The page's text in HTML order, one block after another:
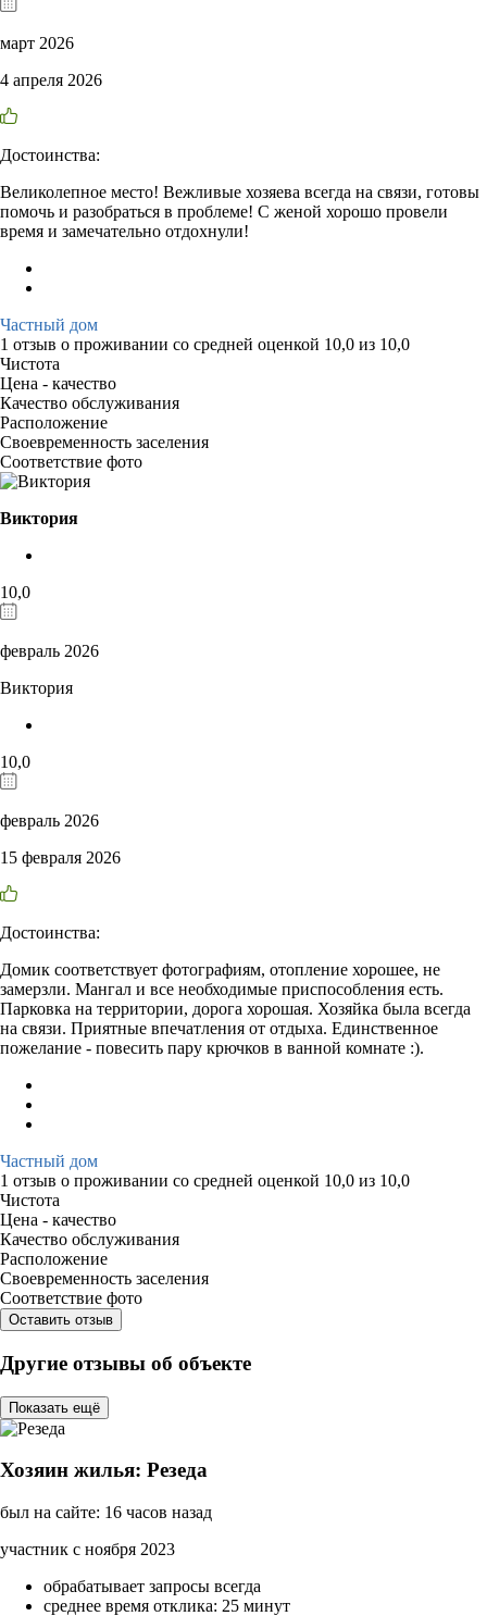
март 2026
4 апреля 2026
Достоинства:
Великолепное место! Вежливые хозяева всегда на связи, готовы
помочь и разобраться в проблеме! С женой хорошо провели
время и замечательно отдохнули!
Частный дом
1 отзыв о проживании со средней оценкой 10,0 из 10,0
Чистота
Цена - качество
Качество обслуживания
Расположение
Своевременность заселения
Соответствие фото
Виктория
10,0
февраль 2026
Виктория
10,0
февраль 2026
15 февраля 2026
Достоинства:
Домик соответствует фотографиям, отопление хорошее, не
замерзли. Мангал и все необходимые приспособления есть.
Парковка на территории, дорога хорошая. Хозяйка была всегда
на связи. Приятные впечатления от отдыха. Единственное
пожелание - повесить пару крючков в ванной комнате :).
Частный дом
1 отзыв о проживании со средней оценкой 10,0 из 10,0
Чистота
Цена - качество
Качество обслуживания
Расположение
Своевременность заселения
Соответствие фото
Оставить отзыв
Другие отзывы об объекте
Показать ещё
Хозяин жилья: Резеда
был на сайте: 16 часов назад
участник с ноября 2023
обрабатывает запросы всегда
среднее время отклика: 25 минут